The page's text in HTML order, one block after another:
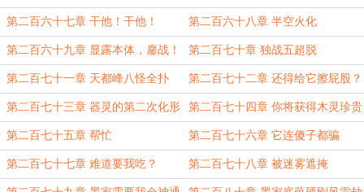
第二百六十七章 干他！干他！ 第二百六十八章 半空火化
第二百六十九章 显露本体，鏖战！ 第二百七十章 独战五超脱
第二百七十一章 天都峰八怪全扑 第二百七十二章 还得给它擦屁股？
第二百七十三章 器灵的第二次化形 第二百七十四章 你将获得木灵珍贵
的友谊
第二百七十五章 帮忙 第二百七十六章 它连傻子都骗
第二百七十七章 难道要我吃？ 第二百七十八章 被迷雾遮掩